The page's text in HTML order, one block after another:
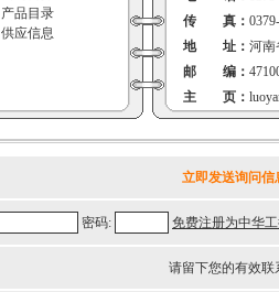
产品目录
供应信息
传 真：
地 址： 河南
邮 编：
主 页：
立即发送询问信
密码: 免费注册为中华
请留下您的有效